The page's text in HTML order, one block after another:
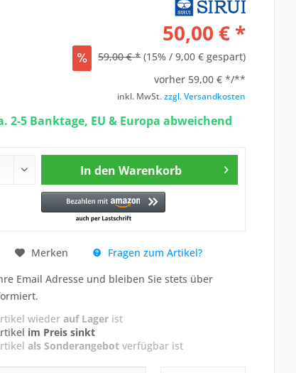
50,00 € *
59,00 € * (15% / 9,00 € gespart)
vorher 59,00 € */**
inkl. MwSt.zzgl. Versandkosten
2-5 Banktage, EU & Europa abweichend
In den Warenkorb
Merken
Fragen zum Artikel?
Email Adresse und bleiben Sie stets über
wieder auf Lagerist
im Preis sinkt
als Sonderangebotverfügbar ist